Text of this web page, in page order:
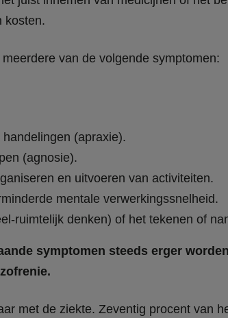
kosten.
van de volgende symptomen:
(apraxie).
(agnosie).
en uitvoeren van activiteiten.
mentale verwerkingssnelheid.
ruimtelijk denken) of het tekenen of
symptomen steeds erger
met de ziekte. Zeventig procent van